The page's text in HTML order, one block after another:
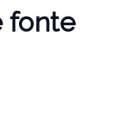
fonte